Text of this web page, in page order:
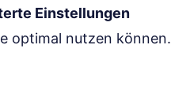
Einstellungen
optimal nutzen können.